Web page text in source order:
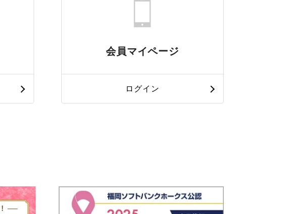
会員マイページ
ログイン